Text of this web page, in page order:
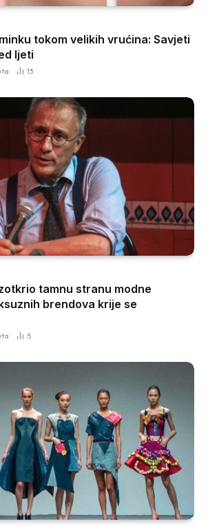
tokom velikih vrućina: Savjeti
ljeti
13
tamnu stranu modne
brendova krije se
5